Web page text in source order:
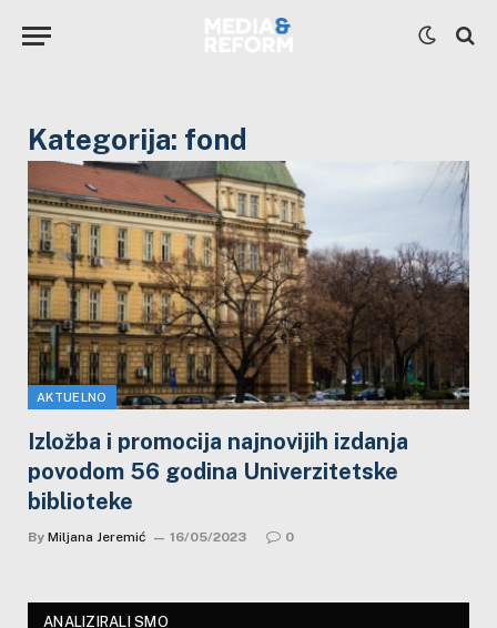
Kategorija: fond
AKTUELNO
Izložba i promocija najnovijih izdanja
povodom 56 godina Univerzitetske
biblioteke
By Miljana Jeremić 16/05/2023 0
ANALIZIRALI SMO